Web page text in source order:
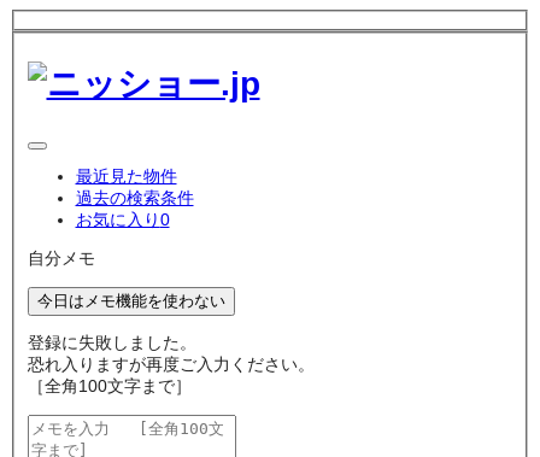
最近見た物件
過去の検索条件
お気に入り0
自分メモ
今日はメモ機能を使わない
登録に失敗しました。
恐れ入りますが再度ご入力ください。
［全角100文字まで］